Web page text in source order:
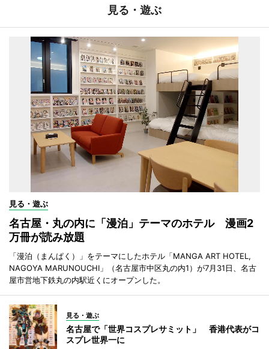
見る・遊ぶ
見る・遊ぶ
名古屋・丸の内に「漫泊」テーマのホテル 漫画2
万冊が読み放題
「漫泊（まんぱく）」をテーマにしたホテル「MANGA ART HOTEL,
NAGOYA MARUNOUCHI」（名古屋市中区丸の内1）が7月31日、名古
屋市営地下鉄丸の内駅近くにオープンした。
見る・遊ぶ
名古屋で「世界コスプレサミット」 香港代表がコ
スプレ世界一に